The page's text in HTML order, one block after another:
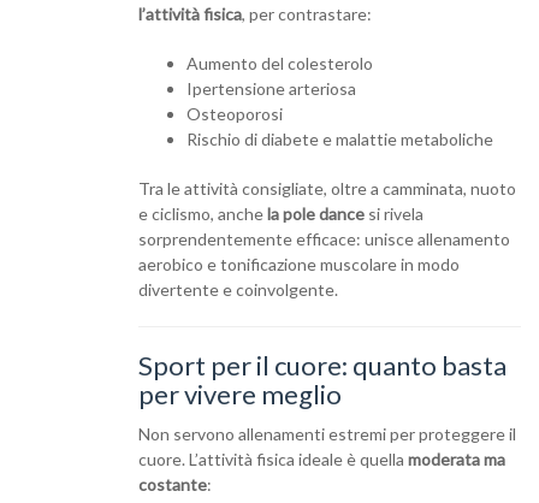
l’attività fisica, per contrastare:
Aumento del colesterolo
Ipertensione arteriosa
Osteoporosi
Rischio di diabete e malattie metaboliche
Tra le attività consigliate, oltre a camminata, nuoto
e ciclismo, anchela pole dance si rivela
sorprendentemente efficace: unisce allenamento
aerobico e tonificazione muscolare in modo
divertente e coinvolgente.
Sport per il cuore: quanto basta
per vivere meglio
Non servono allenamenti estremi per proteggere il
cuore. L’attività fisica ideale è quella moderata ma
costante: